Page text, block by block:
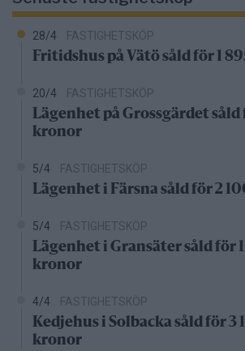
28/4 FASTIGHETSKÖP
Fritidshus på Vätö såld för 1
20/4 FASTIGHETSKÖP
Lägenhet på Grossgärdet såld
kronor
5/4 FASTIGHETSKÖP
Lägenhet i Färsna såld för 2
5/4 FASTIGHETSKÖP
Lägenhet i Gransäter såld för
kronor
4/4 FASTIGHETSKÖP
Kedjehus i Solbacka såld för 3
kronor